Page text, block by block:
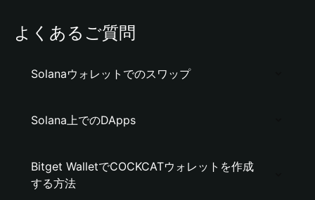
よくあるご質問
Solanaウォレットでのスワップ
Solana上でのDApps
Bitget WalletでCOCKCATウォレットを作成
する方法